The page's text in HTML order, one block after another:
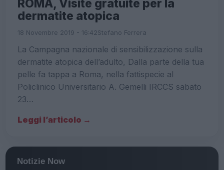
ROMA, Visite gratuite per la
dermatite atopica
18 Novembre 2019 - 16:42Stefano Ferrera
La Campagna nazionale di sensibilizzazione sulla
dermatite atopica dell’adulto, Dalla parte della tua
pelle fa tappa a Roma, nella fattispecie al
Policlinico Universitario A. Gemelli IRCCS sabato
23…
Leggi l’articolo →